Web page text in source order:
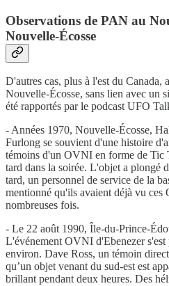
Observations de PAN au
Nouvelle-Écosse
D'autres cas, plus à l'est du
Nouvelle-Écosse, sans lien avec un
été rapportés par le podcast UFO
- Années 1970, Nouvelle-Écosse,
Furlong se souvient d'une histoire
témoins d'un OVNI en forme de Tic
tard dans la soirée. L'objet a plongé
tard, un personnel de service de la
mentionné qu'ils avaient déjà vu
nombreuses fois.
- Le 22 août 1990, Île-du-Prince-
L'événement OVNI d'Ebenezer
environ. Dave Ross, un témoin
qu’un objet venant du sud-est est
brillant pendant deux heures. Des